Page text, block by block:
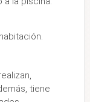
tiene